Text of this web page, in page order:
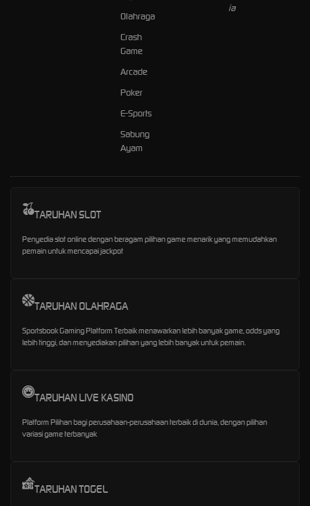
Olahraga
Crash
Game
Arcade
Poker
E-Sports
Sabung
Ayam
TARUHAN SLOT
Penyedia slot online dengan beragam pilihan game menarik yang memudahkan
pemain untuk mencapai jackpot
TARUHAN OLAHRAGA
Sportsbook Gaming Platform Terbaik menawarkan lebih banyak game, odds yang
lebih tinggi, dan menyediakan pilihan yang lebih banyak untuk pemain.
TARUHAN LIVE KASINO
Platform Pilihan bagi perusahaan-perusahaan terbaik di dunia, dengan pilihan
variasi game terbanyak
TARUHAN TOGEL